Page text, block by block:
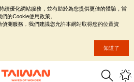
續優化網站服務，並有助於為您提供更佳的體驗，當
的Cookie使用政策。
測服務，我們建議您允許本網站取得您的位置資
知道了